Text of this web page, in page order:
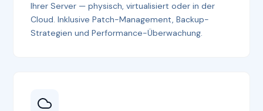
Ihrer Server — physisch, virtualisiert oder in der
Cloud. Inklusive Patch-Management, Backup-
Strategien und Performance-Überwachung.